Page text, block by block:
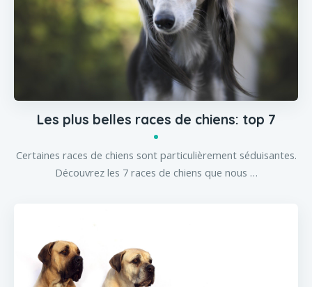
Les plus belles races de chiens: top 7
Certaines races de chiens sont particulièrement séduisantes.
Découvrez les 7 races de chiens que nous …